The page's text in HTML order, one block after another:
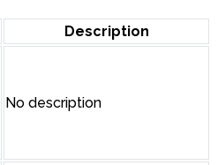
Description
No description